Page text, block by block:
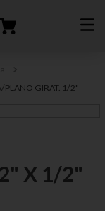
PLANO GIRAT. 1/2"
X 1/2"